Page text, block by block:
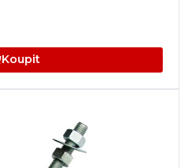
Koupit